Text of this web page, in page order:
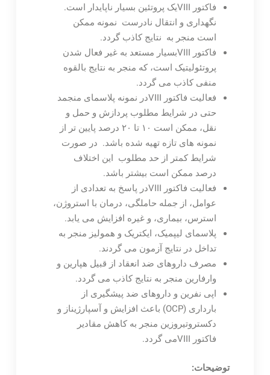
فاکتور VIIIیک پروتئین بسیار ناپایدار است.
نگهداری و انتقال نادرست نمونه ممکن
است منجر به نتایج کاذب گردد.
فاکتور VIIIبسیار مستعد به غیر فعال شدن
پروتئولیتیک است، که منجر به نتایج بالقوه
منفی کاذب می گردد.
فعالیت فاکتور VIIIدر نمونه پلاسمای منجمد
حتی در شرایط مطلوب پردازش و حمل و
نقل، ممکن است ۱۰ تا ۲۰ درصد پایین تر از
نمونه های تازه تهیه شده باشد. در صورت
شرایط کمتر از حد مطلوب این اختلاف
درصد ممکن است بیشتر باشد.
فعالیت فاکتور VIIIدر پاسخ به تعدادی از
عوامل، از جمله حاملگی، درمان با استروژن،
استرس، بیماری، و غیره افزایش می یابد.
پلاسمای لیپمیک، ایکتریک و همولیز منجر به
تداخل در نتایج آزمون می گردند.
مصرف داروهای ضد انعقاد از قبیل هپارین و
وارفارین منجر به نتایج کاذب می گردد.
اپی نفرین و داروهای ضد پیشگیری از
بارداری (OCP) باعث افزایش و آسپارژیناز و
دکستروتیروزین منجر به کاهش مقادیر
فاکتور VIIIمی گردد.
توضیحات: